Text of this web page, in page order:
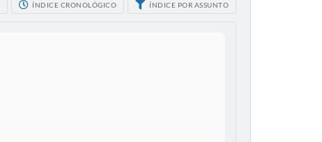
ÍNDICE CRONOLÓGICO ÍNDICE POR ASSUNTO